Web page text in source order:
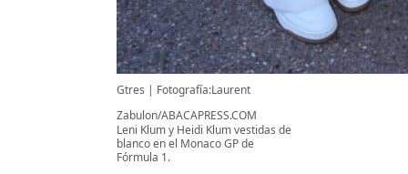
Gtres
Fotografía:Laurent
Zabulon/ABACAPRESS.COM
Leni Klum y Heidi Klum vestidas de
blanco en el Monaco GP de
Fórmula 1.